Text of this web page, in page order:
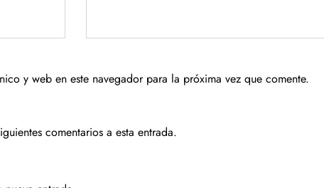
y web en este navegador para la próxima vez que comente.
comentarios a esta entrada.